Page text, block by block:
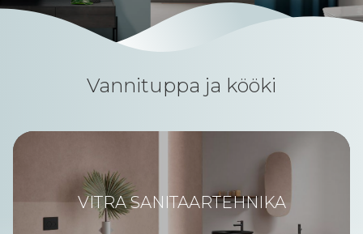
Vannituppa ja kööki
VITRA SANITAARTEHNIKA